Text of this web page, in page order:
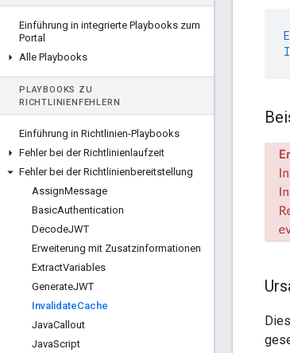
Einführung in integrierte Playbooks zum
Portal
Alle Playbooks
PLAYBOOKS ZU
RICHTLINIENFEHLERN
Einführung in Richtlinien-Playbooks
Fehler bei der Richtlinienlaufzeit
Fehler bei der Richtlinienbereitstellung
AssignMessage
BasicAuthentication
DecodeJWT
Erweiterung mit Zusatzinformationen
ExtractVariables
GenerateJWT
InvalidateCache
JavaCallout
JavaScript